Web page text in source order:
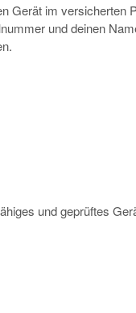
Gerät im versicherten
und deinen
und geprüftes